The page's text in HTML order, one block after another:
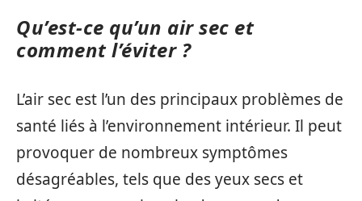
Qu’est-ce qu’un air sec et
comment l’éviter ?
L’air sec est l’un des principaux problèmes de
santé liés à l’environnement intérieur. Il peut
provoquer de nombreux symptômes
désagréables, tels que des yeux secs et